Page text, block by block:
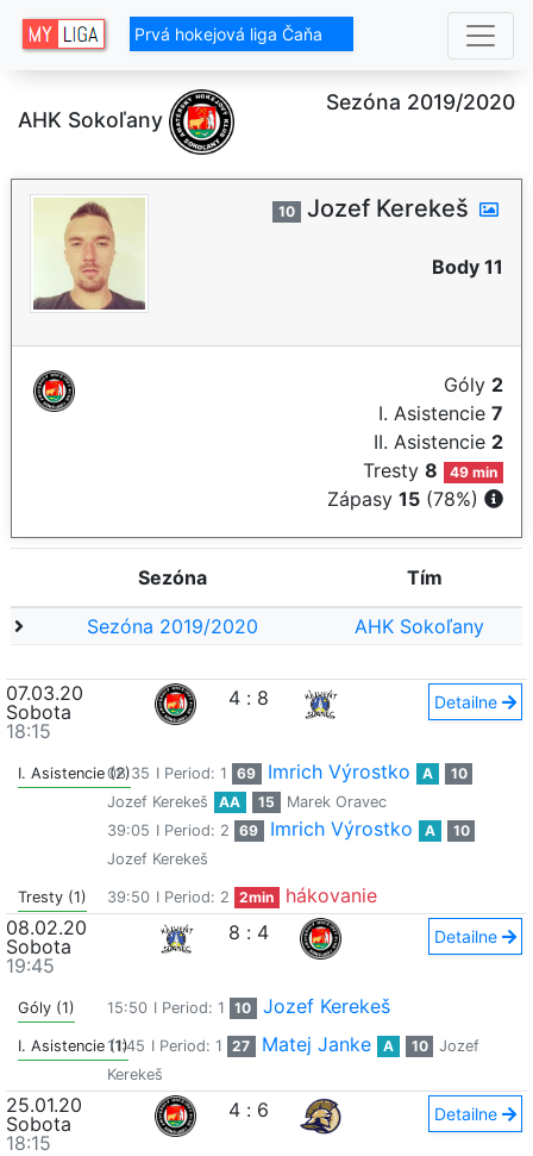
Prvá hokejová liga Čaňa
AHK Sokoľany
Sezóna 2019/2020
10 Jozef Kerekeš
Body 11
Góly 2
I. Asistencie 7
II. Asistencie 2
Tresty8 49 min
Zápasy 15 (78%)
Sezóna Tím
Sezóna 2019/2020 AHK Sokoľany
07.03.20
Sobota
18:15
4 : 8 Detailne
I. Asistencie (2)08:35 I Period: 1 69 Imrich Výrostko A
10
Jozef Kerekeš
AA 15
Marek Oravec
39:05 I Period: 2 69 Imrich Výrostko A
10
Jozef Kerekeš
Tresty (1) 39:50 I Period: 2 2min
hákovanie
08.02.20
Sobota
19:45
8 : 4 Detailne
Góly (1) 15:50 I Period: 1 10 Jozef Kerekeš
I. Asistencie (1)
11:45 I Period: 1 27 Matej Janke A 10
Jozef
Kerekeš
25.01.20
Sobota
18:15
4 : 6 Detailne